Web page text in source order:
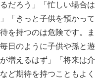
だろう」「忙しい場合は
「きっと子供を預かって
を持つのは危険です。ま
日のように子供や孫と遊
増えるはず」「将来は介
ど期待を持つこともよく